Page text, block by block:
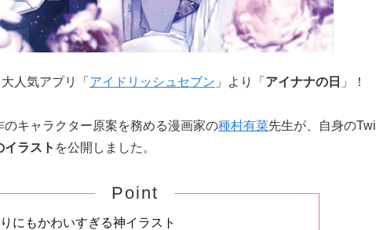
人気アプリ「 アイドリッシュセブン 」より「 アイナナの日 」！
のキャラクター原案を務める漫画家の種村有菜先生が、自身のTwi
イラスト を公開しました。
Point
にもかわいすぎる神イラスト